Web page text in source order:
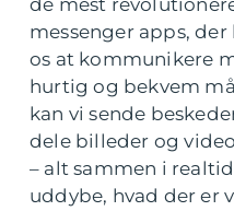
de mest
messenger apps,
os at kommunikere
hurtig og bekvem
kan vi sende
dele billeder og
– alt sammen i
uddybe, hvad der er